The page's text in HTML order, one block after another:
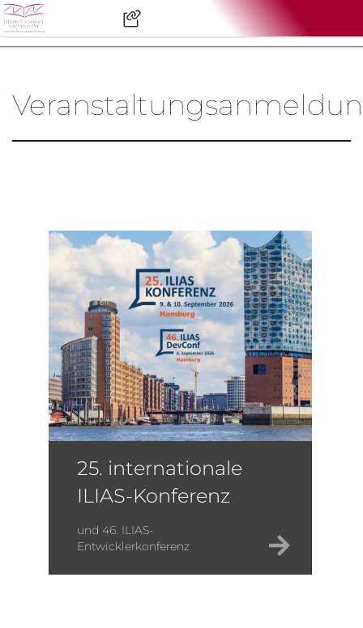
25. internationale
ILIAS-Konferenz
und 46. ILIAS-
Entwicklerkonferenz